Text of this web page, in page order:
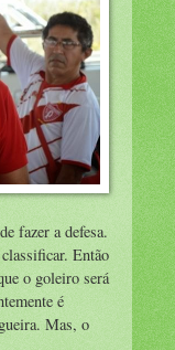
fazer a defesa.
Então
o goleiro será
é
Mas, o